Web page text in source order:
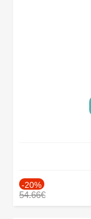
-20%
54.66€